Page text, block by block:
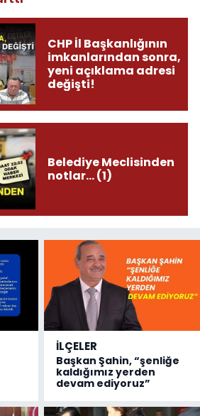
CHP İl Başkanlığının
imkanlarından sonra,
yeni açıklama adresi
değişti!
Belediye Meclisinden
notlar... (1)
İLÇELER
Başkan Şahin, “şenliğe
kaldığımız yerden
devam ediyoruz”